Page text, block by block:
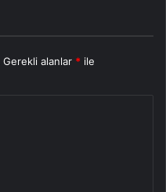
Gerekli alanlar * ile